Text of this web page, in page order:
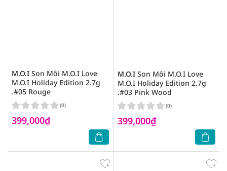
M.O.I Son Môi M.O.I Love
M.O.I Holiday Edition 2.7g
.#05 Rouge
399,000₫
(0)
M.O.I Son Môi M.O.I Love
M.O.I Holiday Edition 2.7g
.#03 Pink Wood
399,000₫
(0)